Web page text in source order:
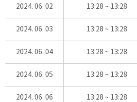
2024. 06. 02 13:28 ~ 13:28
2024. 06. 03 13:28 ~ 13:28
2024. 06. 04 13:28 ~ 13:28
2024. 06. 05 13:28 ~ 13:28
2024. 06. 06 13:28 ~ 13:28